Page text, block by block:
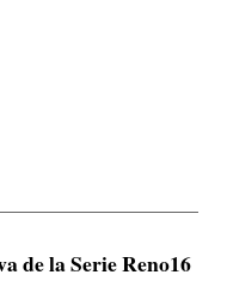
de la Serie Reno16